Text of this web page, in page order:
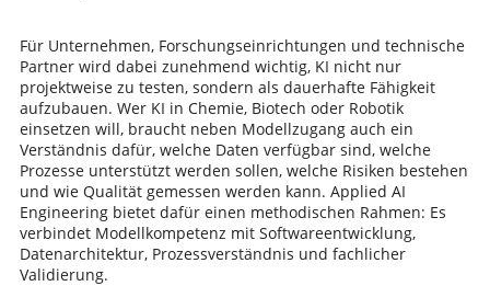
Für Unternehmen, Forschungseinrichtungen und technische
Partner wird dabei zunehmend wichtig, KI nicht nur
projektweise zu testen, sondern als dauerhafte Fähigkeit
aufzubauen. Wer KI in Chemie, Biotech oder Robotik
einsetzen will, braucht neben Modellzugang auch ein
Verständnis dafür, welche Daten verfügbar sind, welche
Prozesse unterstützt werden sollen, welche Risiken bestehen
und wie Qualität gemessen werden kann. Applied AI
Engineering bietet dafür einen methodischen Rahmen: Es
verbindet Modellkompetenz mit Softwareentwicklung,
Datenarchitektur, Prozessverständnis und fachlicher
Validierung.